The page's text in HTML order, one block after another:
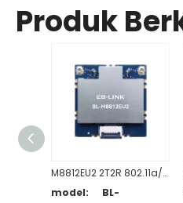
Produk
M8812EU2 2T2R 802.11a/n/ac Modul WiFi
model:
BL-